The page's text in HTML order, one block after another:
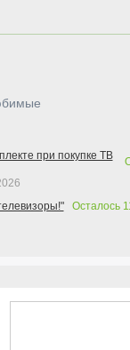
при покупке ТВ
Осталось